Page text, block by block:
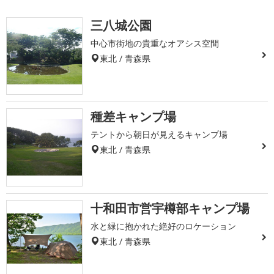
三八城公園
中心市街地の貴重なオアシス空間
東北 / 青森県
種差キャンプ場
テントから朝日が見えるキャンプ場
東北 / 青森県
十和田市営宇樽部キャンプ場
水と緑に抱かれた絶好のロケーション
東北 / 青森県